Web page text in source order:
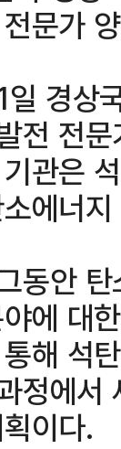
문가
일 경상
전 전
관은
에너
동안
에 대
해 석
정에서
이다.